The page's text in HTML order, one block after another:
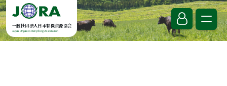
Skip to content
一般社団法人日本有機資源協会
Japan Organics Recycling Association